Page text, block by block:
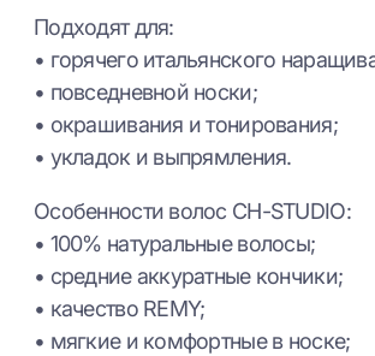
Подходят для:
• горячего итальянского
• повседневной носки;
• окрашивания и тонирования;
• укладок и выпрямления.
Особенности волос CH-STUDIO:
• 100% натуральные волосы;
• средние аккуратные кончики;
• качество REMY;
• мягкие и комфортные в носке;